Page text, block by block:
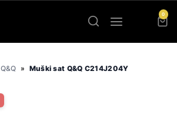
0
Q&Q » Muški sat Q&Q C214J204Y